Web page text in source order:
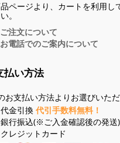
ページより、カートを利用し
。
ご注文について
お電話でのご案内について
払い方法
お支払い方法よりお選びいただ
代金引換 代引手数料無料！
銀行振込(※ご入金確認後の発送)
クレジットカード